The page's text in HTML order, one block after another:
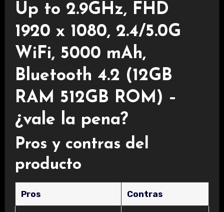
Up to 2.9GHz, FHD
1920 x 1080, 2.4/5.0G
WiFi, 5000 mAh,
Bluetooth 4.2 (12GB
RAM 512GB ROM) –
¿vale la pena?
Pros y contras del
producto
Pros Contras